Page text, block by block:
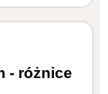
- różnice